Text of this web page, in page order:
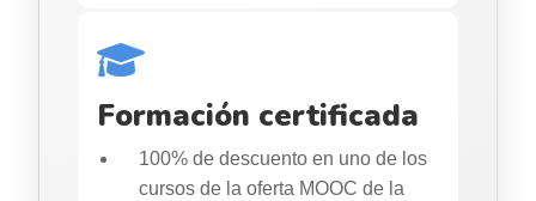
Formación certificada
100% de descuento en uno de los
cursos de la oferta MOOC de la